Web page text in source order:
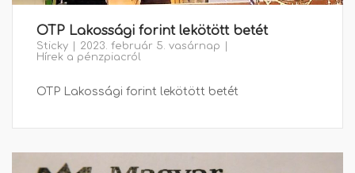
OTP Lakossági forint lekötött betét
Sticky
2023. február 5. vasárnap
Hírek a pénzpiacról
OTP Lakossági forint lekötött betét